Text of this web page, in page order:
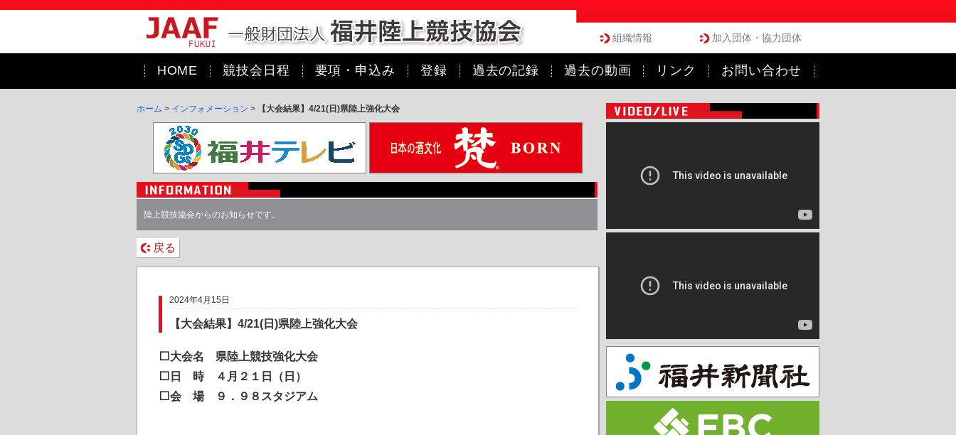
組織情報 加入団体・協力団体
HOME 競技会日程 要項・申込み 登録 過去の記録 過去の動画 リンク お問い合わせ
ホーム > インフォメーション > 【大会結果】4/21(日)県陸上強化大会
陸上競技協会からのお知らせです。
戻る
2024年4月15日
【大会結果】4/21(日)県陸上強化大会
⬜大会名 県陸上競技強化大会
⬜日 時 ４月２１日（日）
⬜会 場 ９．９８スタジアム